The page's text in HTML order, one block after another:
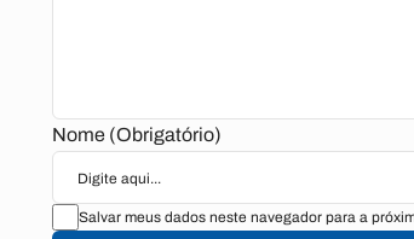
Nome (Obrigatório)
Salvar meus dados neste navegador para a